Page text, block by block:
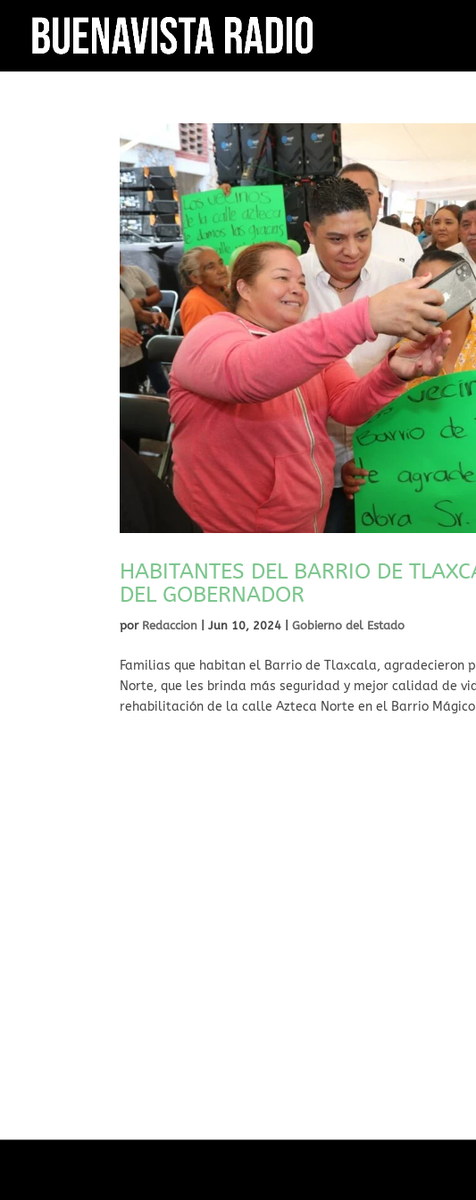
HABITANTES DEL BARRIO DE
DEL GOBERNADOR
por Redaccion |Jun 10, 2024 |Gobierno del Estado
Familias que habitan el Barrio de Tlaxcala,
Norte, que les brinda más seguridad y mejor calidad de
rehabilitación de la calle Azteca Norte en el Barrio